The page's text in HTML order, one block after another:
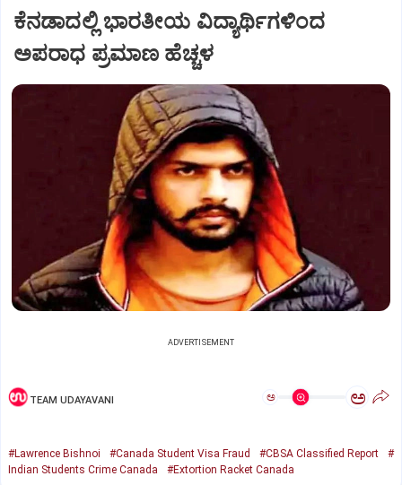
ಕೆನಡಾದಲ್ಲಿ ಭಾರತೀಯ ವಿದ್ಯಾರ್ಥಿಗಳಿಂದ
ಅಪರಾಧ ಪ್ರಮಾಣ ಹೆಚ್ಚಳ
ADVERTISEMENT
TEAM UDAYAVANI ಅ ಅ
#Lawrence Bishnoi #Canada Student Visa Fraud #CBSA Classified Report
#
Indian Students Crime Canada
#Extortion Racket Canada